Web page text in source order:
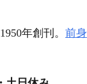
年創刊。 前身